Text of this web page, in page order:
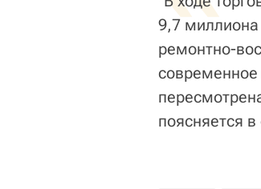
9,7 миллиона
ремонтно-
современное
поясняется